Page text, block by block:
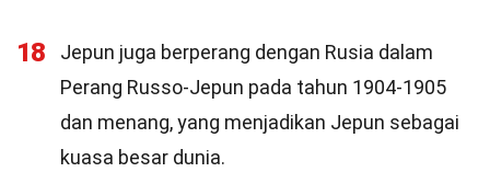
18
Jepun juga berperang dengan Rusia dalam
Perang Russo-Jepun pada tahun 1904-1905
dan menang, yang menjadikan Jepun sebagai
kuasa besar dunia.